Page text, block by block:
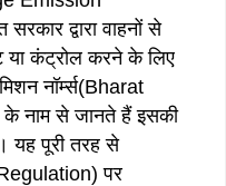
द्वारा वाहनों से
या कंट्रोल करने के लिए
नॉर्म्स(Bharat
नाम से जानते हैं इसकी
पूरी तरह से
पर